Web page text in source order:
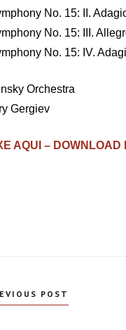
No. 15: II.
No. 15: III.
No. 15: IV.
Orchestra
Gergiev
AQUI –
POST